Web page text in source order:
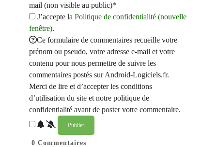
mail (non visible au public)*
J’accepte la Politique de confidentialité (nouvelle
fenêtre).
Ce formulaire de commentaires recueille votre
prénom ou pseudo, votre adresse e-mail et votre
contenu pour nous permettre de suivre les
commentaires postés sur Android-Logiciels.fr.
Merci de lire et d’accepter les conditions
d’utilisation du site et notre politique de
confidentialité avant de poster votre commentaire.
0 Commentaires